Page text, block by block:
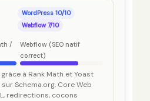
WordPress 10/10
Webflow 7/10
/
Webflow (SEO natif
correct)
à Rank Math et Yoast
Schema.org, Core Web
redirections, cocons